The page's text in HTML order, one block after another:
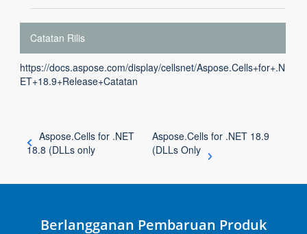
Catatan Rilis
https://docs.aspose.com/display/cellsnet/Aspose.Cells+for+.N
ET+18.9+Release+Catatan
Aspose.Cells for .NET
18.8 (DLLs only
Aspose.Cells for .NET 18.9
(DLLs Only
Berlangganan Pembaruan Produk